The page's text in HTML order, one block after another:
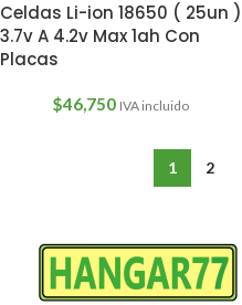
Celdas Li-ion 18650 ( 25un )
3.7v A 4.2v Max 1ah Con
Placas
$46,750 IVA incluido
1 2